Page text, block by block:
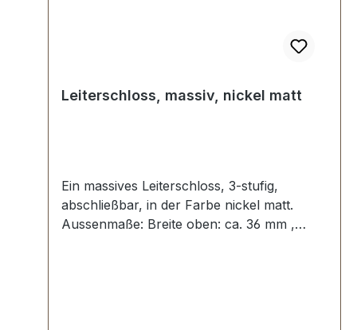
Leiterschloss, massiv, nickel matt
Ein massives Leiterschloss, 3-stufig,
abschließbar, in der Farbe nickel matt.
Aussenmaße: Breite oben: ca. 36 mm ,